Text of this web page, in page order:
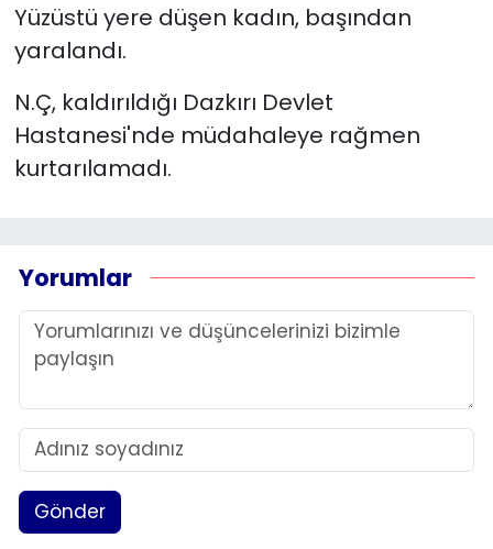
Yüzüstü yere düşen kadın, başından
yaralandı.
N.Ç, kaldırıldığı Dazkırı Devlet
Hastanesi'nde müdahaleye rağmen
kurtarılamadı.
Yorumlar
Gönder
YEREL POLİTİKA
YEREL YÖNETİMLER
Yurt